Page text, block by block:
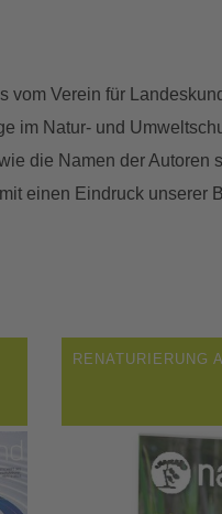
vom Verein für
im Natur- und
die Namen der Autoren
einen Eindruck unserer
RENATURIERUNG